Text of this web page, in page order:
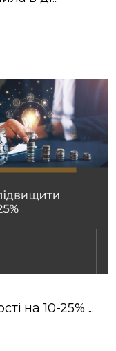
на 10-25% ...